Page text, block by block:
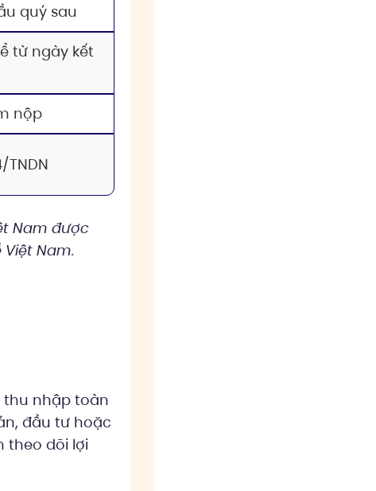
quý sau
từ ngày kết
nộp
TNDN
Nam được
Nam.
thu nhập toàn
đầu tư hoặc
theo dõi lợi